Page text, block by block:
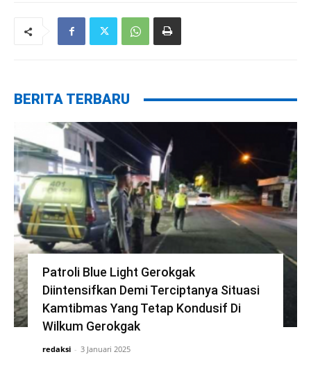
BERITA TERBARU
Patroli Blue Light Gerokgak
Diintensifkan Demi Terciptanya Situasi
Kamtibmas Yang Tetap Kondusif Di
Wilkum Gerokgak
redaksi - 3 Januari 2025